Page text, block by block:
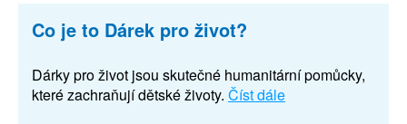
Co je to Dárek pro život?
Dárky pro život jsou skutečné humanitární pomůcky,
které zachraňují dětské životy. Číst dále